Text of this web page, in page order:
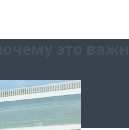
это важно